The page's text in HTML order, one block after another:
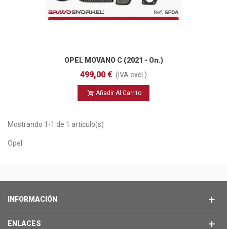
OPEL MOVANO C (2021 - On.)
499,00 € (IVA excl.)
Añadir Al Carrito
Mostrando 1-1 de 1 artículo(s)
Opel
INFORMACIÓN
ENLACES